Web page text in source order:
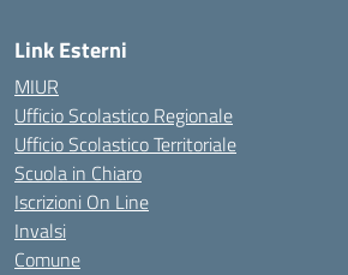
Link Esterni
MIUR
Ufficio Scolastico Regionale
Ufficio Scolastico Territoriale
Scuola in Chiaro
Iscrizioni On Line
Invalsi
Comune